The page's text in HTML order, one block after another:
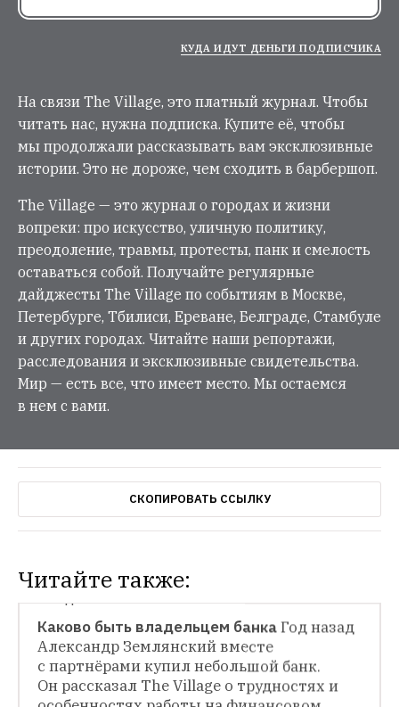
КУДА ИДУТ ДЕНЬГИ ПОДПИСЧИКА
На связи The Village, это платный журнал. Чтобы
читать нас, нужна подписка. Купите её, чтобы
мы продолжали рассказывать вам эксклюзивные
истории. Это не дороже, чем сходить в барбершоп.
The Village — это журнал о городах и жизни
вопреки: про искусство, уличную политику,
преодоление, травмы, протесты, панк и смелость
оставаться собой. Получайте регулярные
дайджесты The Village по событиям в Москве,
Петербурге, Тбилиси, Ереване, Белграде, Стамбуле
и других городах. Читайте наши репортажи,
расследования и эксклюзивные свидетельства.
Мир — есть все, что имеет место. Мы остаемся
в нем с вами.
СКОПИРОВАТЬ ССЫЛКУ
Читайте также:
МЕНЕДЖМЕНТ
Каково быть владельцем банка Год назад
Александр Землянский вместе
с партнёрами купил небольшой банк.
Он рассказал The Village о трудностях и